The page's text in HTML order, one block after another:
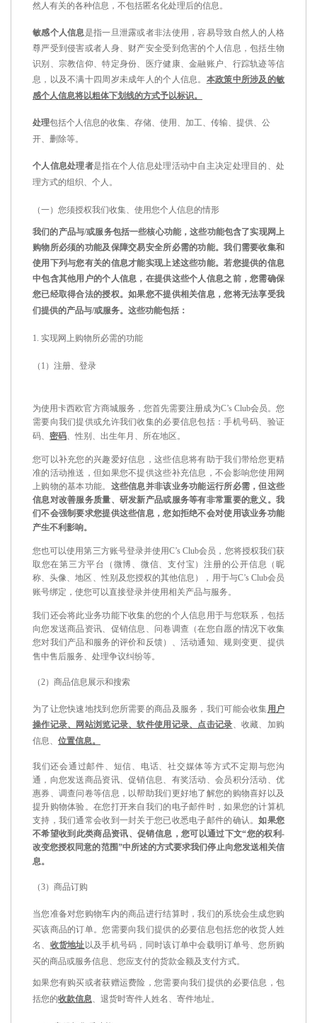
然人有关的各种信息，不包括匿名化处理后的信息。
敏感个人信息是指一旦泄露或者非法使用，容易导致自然人的人格
尊严受到侵害或者人身、财产安全受到危害的个人信息，包括生物
识别、宗教信仰、特定身份、医疗健康、金融账户、行踪轨迹等信
息，以及不满十四周岁未成年人的个人信息。 本政策中所涉及的敏
感个人信息将以粗体下划线的方式予以标识。
处理包括个人信息的收集、存储、使用、加工、传输、提供、公
开、删除等。
个人信息处理者是指在个人信息处理活动中自主决定处理目的、处
理方式的组织、个人。
（一）您须授权我们收集、使用您个人信息的情形
我们的产品与/或服务包括一些核心功能，这些功能包含了实现网上
购物所必须的功能及保障交易安全所必需的功能。我们需要收集和
使用下列与您有关的信息才能实现上述这些功能。若您提供的信息
中包含其他用户的个人信息，在提供这些个人信息之前，您需确保
您已经取得合法的授权。如果您不提供相关信息，您将无法享受我
们提供的产品与/或服务。这些功能包括：
1. 实现网上购物所必需的功能
（ 1 ）注册、登录
为使用卡西欧官方商城服务，您首先需要注册成为C’s Club会员。您
需要向我们提供或允许我们收集的必要信息包括：手机号码、验证
码、 密码 性别、出生年月、所在地区。
您可以补充您的兴趣爱好信息，这些信息将有助于我们带给您更精
准的活动推送，但如果您不提供这些补充信息，不会影响您使用网
上购物的基本功能。 这些信息并非该业务功能运行所必需，但这些
信息对改善服务质量、研发新产品或服务等有非常重要的意义。我
们不会强制要求您提供这些信息，您如拒绝不会对使用该业务功能
产生不利影响。
您也可以使用第三方账号登录并使用C’s Club会员，您将授权我们获
取您在第三方平台（微博、微信、支付宝）注册的公开信息（昵
称、头像、地区、性别及您授权的其他信息），用于与C’s Club会员
账号绑定，使您可以直接登录并使用相关产品与服务。
我们还会将此业务功能下收集的您的个人信息用于与您联系，包括
向您发送商品资讯、促销信息、问卷调查（在您自愿的情况下收集
您对我们产品和服务的评价和反馈）、活动通知、规则变更、提供
售中售后服务、处理争议纠纷等。
（2）商品信息展示和搜索
为了让您快速地找到您所需要的商品及服务，我们可能会收集用户
操作记录、网站浏览记录、软件使用记录、点击记录
收藏、加购
信息
位置信息。
我们还会通过邮件、短信、电话、社交媒体等方式不定期与您沟
通，向您发送商品资讯、促销信息、有奖活动、会员积分活动、优
惠券、调查问卷等信息，以帮助我们更好地了解您的购物喜好以及
提升购物体验。在您打开来自我们的电子邮件时，如果您的计算机
支持，我们通常会收到一封关于您已收悉电子邮件的确认。如果您
不希望收到此类商品资讯、促销信息，您可以通过下文“您的权利-
改变您授权同意的范围”中所述的方式要求我们停止向您发送相关信
息。
（3）商品订购
当您准备对您购物车内的商品进行结算时，我们的系统会生成您购
买该商品的订单。您需要向我们提供的必要信息包括您的收货人姓
名、 收货地址以及手机号码，同时该订单中会载明订单号、您所购
买的商品或服务信息、您应支付的货款金额及支付方式。
如果您有购买或者获赠运费险，您需要向我们提供的必要信息，包
括您的收款信息、退货时寄件人姓名、寄件地址。